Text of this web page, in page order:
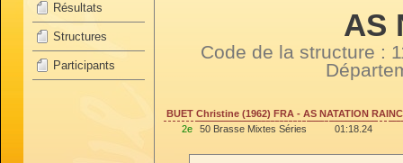
Résultats
Structures
Participants
AS
Code de la structure :
BUET Christine (1962) FRA - AS NATATION
2e
50 Brasse Mixtes Séries 01:18.24